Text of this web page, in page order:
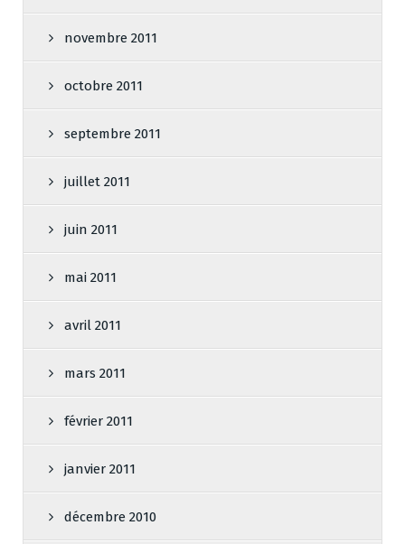
novembre 2011
octobre 2011
septembre 2011
juillet 2011
juin 2011
mai 2011
avril 2011
mars 2011
février 2011
janvier 2011
décembre 2010